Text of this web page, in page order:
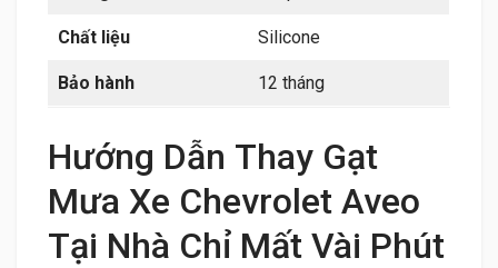
Chất liệu Silicone
Bảo hành 12 tháng
Hướng Dẫn Thay Gạt
Mưa Xe Chevrolet Aveo
Tại Nhà Chỉ Mất Vài Phút